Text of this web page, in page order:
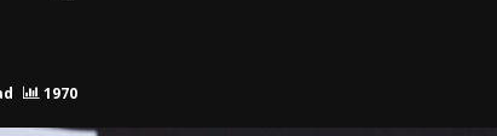
1970